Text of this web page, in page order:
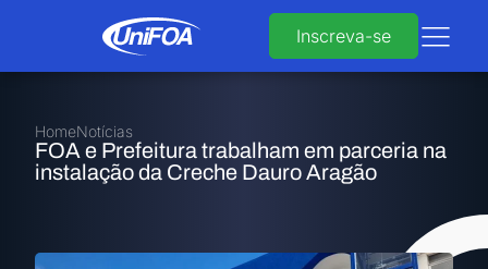
Inscreva-se
HomeNotícias
FOA e Prefeitura trabalham em parceria na
instalação da Creche Dauro Aragão